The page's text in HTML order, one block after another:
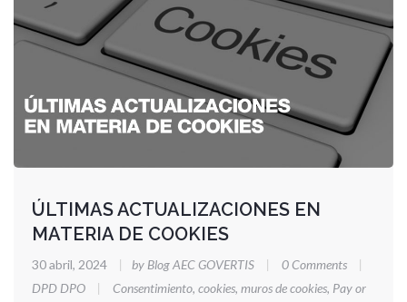
ÚLTIMAS ACTUALIZACIONES EN
MATERIA DE COOKIES
30 abril, 2024 | by Blog AEC GOVERTIS | 0 Comments
|
DPD DPO
| Consentimiento, cookies, muros de cookies, Pay or